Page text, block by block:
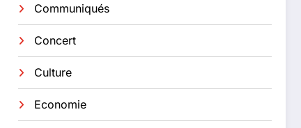
Communiqués
Concert
Culture
Economie